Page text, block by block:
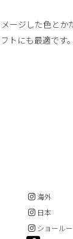
ージした色とか
トにも最適です。
海外
日本
ショール